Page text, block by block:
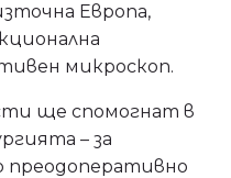
Европа,
микроскоп.
ще спомогнат в
– за
преодоперативно